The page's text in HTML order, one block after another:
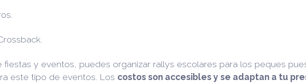
fiestas y eventos, puedes organizar rallys escolares para los peques
este tipo de eventos. Los costos son accesibles y se adaptan a tu